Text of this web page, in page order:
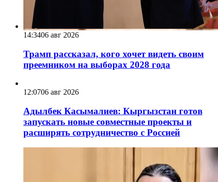
14:3406 авг 2026
Трамп рассказал, кого хочет видеть своим
преемником на выборах 2028 года
12:0706 авг 2026
Адылбек Касымалиев: Кыргызстан готов
запускать новые совместные проекты и
расширять сотрудничество с Россией